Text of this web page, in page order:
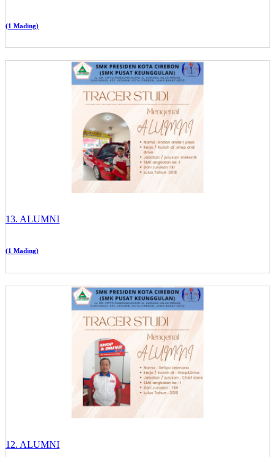
(1 Mading)
13. ALUMNI
(1 Mading)
12. ALUMNI